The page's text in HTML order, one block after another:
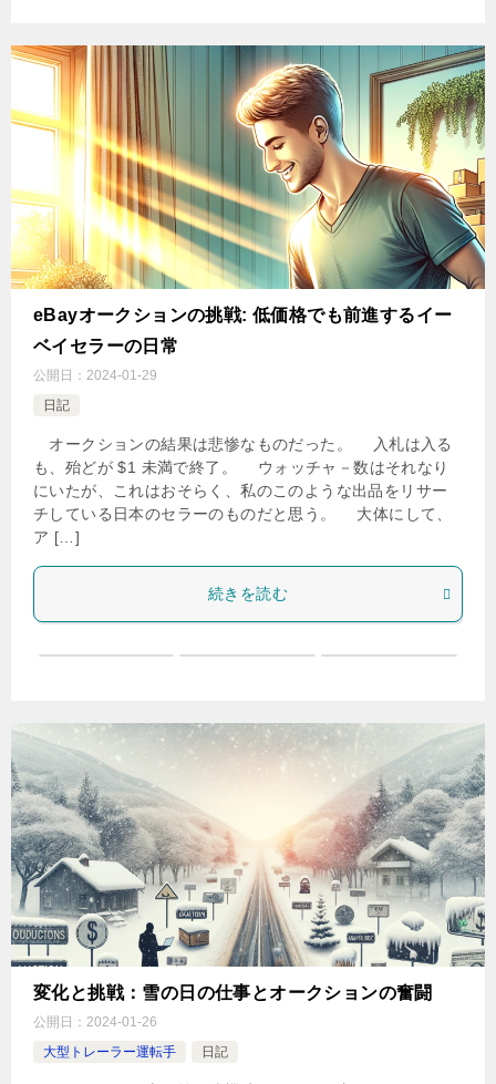
eBayオークションの挑戦: 低価格でも前進するイー
ベイセラーの日常
公開日： 2024-01-29
日記
オークションの結果は悲惨なものだった。 入札は入る
も、殆どが $1 未満で終了。 ウォッチャ－数はそれなり
にいたが、これはおそらく、私のこのような出品をリサー
チしている日本のセラーのものだと思う。 大体にして、
ア […]
続きを読む
変化と挑戦：雪の日の仕事とオークションの奮闘
公開日： 2024-01-26
大型トレーラー運転手
日記